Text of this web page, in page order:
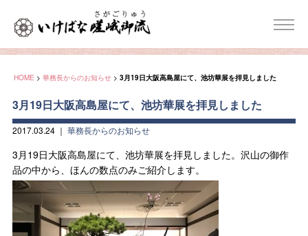
HOME > 華務長からのお知らせ > 3月19日大阪高島屋にて、池坊華展を拝見しました
3月19日大阪高島屋にて、池坊華展を拝見しました
2017.03.24｜ 華務長からのお知らせ
3月19日大阪高島屋にて、池坊華展を拝見しました。沢山の御作
品の中から、ほんの数点のみご紹介します。